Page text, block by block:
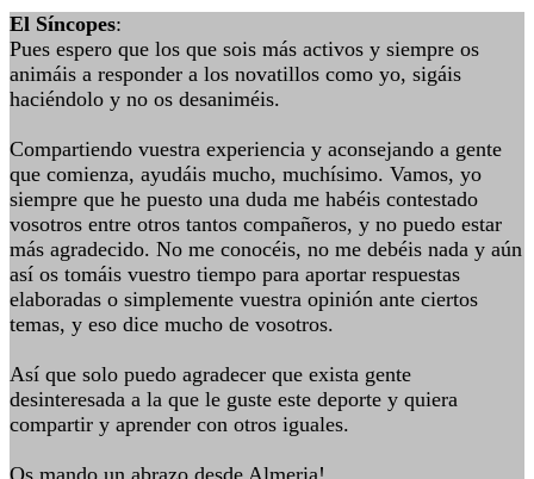
El Síncopes:
Pues espero que los que sois más activos y siempre os
animáis a responder a los novatillos como yo, sigáis
haciéndolo y no os desaniméis.
Compartiendo vuestra experiencia y aconsejando a gente
que comienza, ayudáis mucho, muchísimo. Vamos, yo
siempre que he puesto una duda me habéis contestado
vosotros entre otros tantos compañeros, y no puedo estar
más agradecido. No me conocéis, no me debéis nada y aún
así os tomáis vuestro tiempo para aportar respuestas
elaboradas o simplemente vuestra opinión ante ciertos
temas, y eso dice mucho de vosotros.
Así que solo puedo agradecer que exista gente
desinteresada a la que le guste este deporte y quiera
compartir y aprender con otros iguales.
Os mando un abrazo desde Almeria!